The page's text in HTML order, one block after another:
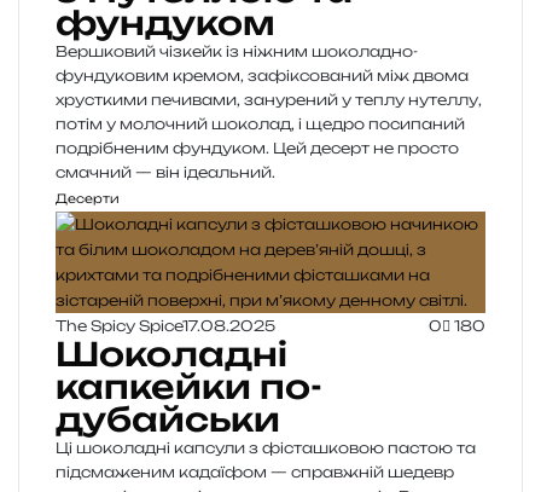
фундуком
Вершковий чізкейк із ніжним шоколадно-
фундуковим кремом, зафіксований між двома
хрусткими печивами, занурений у теплу нутеллу,
потім у молочний шоколад, і щедро посипаний
подрібненим фундуком. Цей десерт не просто
смачний — він ідеальний.
Десерти
The Spicy Spice17.08.2025 0 180
Шоколадні
капкейки по-
дубайськи
Ці шоколадні капсули з фісташковою пастою та
підсмаженим кадаїфом — справжній шедевр